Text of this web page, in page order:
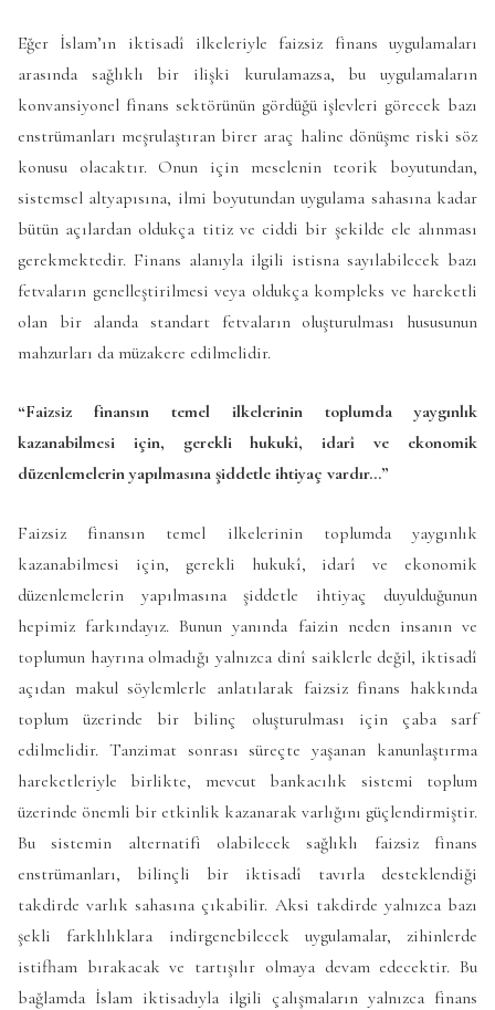
Eğer İslam’ın iktisadî ilkeleriyle faizsiz finans uygulamaları
arasında sağlıklı bir ilişki kurulamazsa, bu uygulamaların
konvansiyonel finans sektörünün gördüğü işlevleri görecek bazı
enstrümanları meşrulaştıran birer araç haline dönüşme riski söz
konusu olacaktır. Onun için meselenin teorik boyutundan,
sistemsel altyapısına, ilmi boyutundan uygulama sahasına kadar
bütün açılardan oldukça titiz ve ciddi bir şekilde ele alınması
gerekmektedir. Finans alanıyla ilgili istisna sayılabilecek bazı
fetvaların genelleştirilmesi veya oldukça kompleks ve hareketli
olan bir alanda standart fetvaların oluşturulması hususunun
mahzurları da müzakere edilmelidir.
“Faizsiz finansın temel ilkelerinin toplumda yaygınlık
kazanabilmesi için, gerekli hukukî, idarî ve ekonomik
düzenlemelerin yapılmasına şiddetle ihtiyaç vardır…”
Faizsiz finansın temel ilkelerinin toplumda yaygınlık
kazanabilmesi için, gerekli hukukî, idarî ve ekonomik
düzenlemelerin yapılmasına şiddetle ihtiyaç duyulduğunun
hepimiz farkındayız. Bunun yanında faizin neden insanın ve
toplumun hayrına olmadığı yalnızca dinî saiklerle değil, iktisadî
açıdan makul söylemlerle anlatılarak faizsiz finans hakkında
toplum üzerinde bir bilinç oluşturulması için çaba sarf
edilmelidir. Tanzimat sonrası süreçte yaşanan kanunlaştırma
hareketleriyle birlikte, mevcut bankacılık sistemi toplum
üzerinde önemli bir etkinlik kazanarak varlığını güçlendirmiştir.
Bu sistemin alternatifi olabilecek sağlıklı faizsiz finans
enstrümanları, bilinçli bir iktisadî tavırla desteklendiği
takdirde varlık sahasına çıkabilir. Aksi takdirde yalnızca bazı
şekli farklılıklara indirgenebilecek uygulamalar, zihinlerde
istifham bırakacak ve tartışılır olmaya devam edecektir. Bu
bağlamda İslam iktisadıyla ilgili çalışmaların yalnızca finans